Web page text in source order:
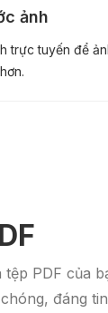
ảnh
trực tuyến để
PDF của
đáng